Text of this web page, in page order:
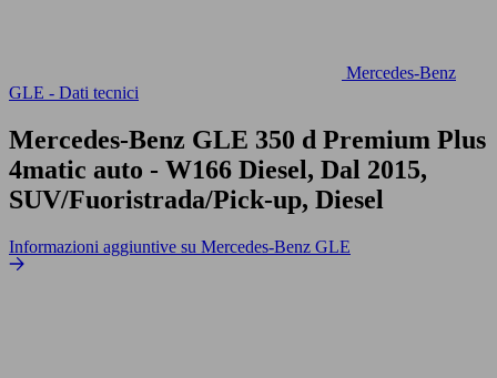
Mercedes-Benz
GLE - Dati tecnici
Mercedes-Benz GLE 350 d Premium Plus
4matic auto - W166 Diesel, Dal 2015,
SUV/Fuoristrada/Pick-up, Diesel
Informazioni aggiuntive su Mercedes-Benz GLE